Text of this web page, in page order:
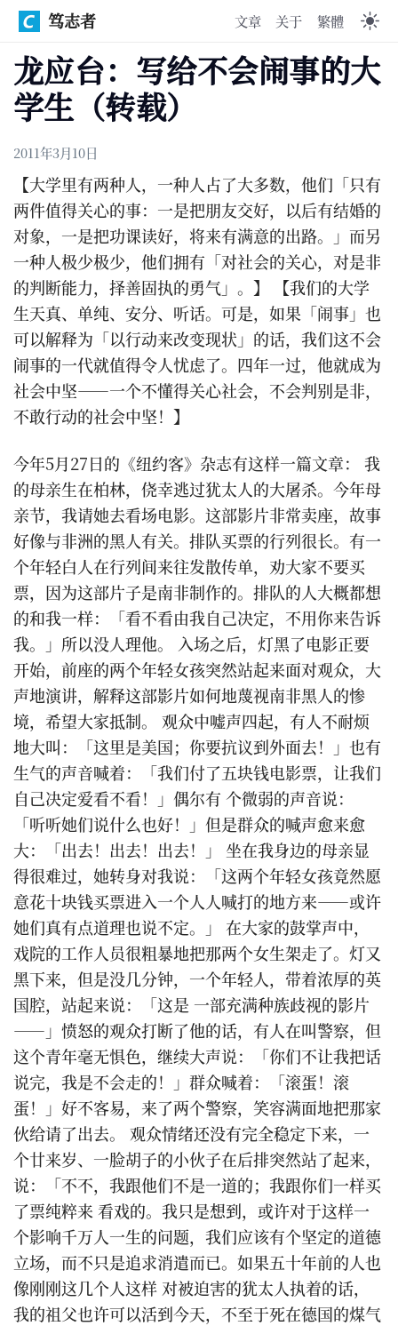
笃志者 文章 关于 繁體
龙应台：写给不会闹事的大
学生（转载）
2011年3月10日
【大学里有两种人，一种人占了大多数，他们「只有
两件值得关心的事：一是把朋友交好，以后有结婚的
对象，一是把功课读好，将来有满意的出路。」而另
一种人极少极少，他们拥有「对社会的关心，对是非
的判断能力，择善固执的勇气」。】 【我们的大学
生天真、单纯、安分、听话。可是，如果「闹事」也
可以解释为「以行动来改变现状」的话，我们这不会
闹事的一代就值得令人忧虑了。四年一过，他就成为
社会中坚——一个不懂得关心社会，不会判别是非，
不敢行动的社会中坚！】
今年5月27日的《纽约客》杂志有这样一篇文章： 我
的母亲生在柏林，侥幸逃过犹太人的大屠杀。今年母
亲节，我请她去看场电影。这部影片非常卖座，故事
好像与非洲的黑人有关。排队买票的行列很长。有一
个年轻白人在行列间来往发散传单，劝大家不要买
票，因为这部片子是南非制作的。排队的人大概都想
的和我一样：「看不看由我自己决定，不用你来告诉
我。」所以没人理他。 入场之后，灯黑了电影正要
开始，前座的两个年轻女孩突然站起来面对观众，大
声地演讲，解释这部影片如何地蔑视南非黑人的惨
境，希望大家抵制。 观众中嘘声四起，有人不耐烦
地大叫：「这里是美国；你要抗议到外面去！」也有
生气的声音喊着：「我们付了五块钱电影票，让我们
自己决定爱看不看！」偶尔有 个微弱的声音说：
「听听她们说什么也好！」但是群众的喊声愈来愈
大：「出去！出去！出去！」 坐在我身边的母亲显
得很难过，她转身对我说：「这两个年轻女孩竟然愿
意花十块钱买票进入一个人人喊打的地方来——或许
她们真有点道理也说不定。」 在大家的鼓掌声中，
戏院的工作人员很粗暴地把那两个女生架走了。灯又
黑下来，但是没几分钟，一个年轻人，带着浓厚的英
国腔，站起来说：「这是 一部充满种族歧视的影片
——」愤怒的观众打断了他的话，有人在叫警察，但
这个青年毫无惧色，继续大声说：「你们不让我把话
说完，我是不会走的！」群众喊着：「滚蛋！滚
蛋！」好不客易，来了两个警察，笑容满面地把那家
伙给请了出去。 观众情绪还没有完全稳定下来，一
个廿来岁、一脸胡子的小伙子在后排突然站了起来，
说：「不不，我跟他们不是一道的；我跟你们一样买
了票纯粹来 看戏的。我只是想到，或许对于这样一
个影响千万人一生的问题，我们应该有个坚定的道德
立场，而不只是追求消遣而已。如果五十年前的人也
像刚刚这几个人这样 对被迫害的犹太人执着的话，
我的祖父也许可以活到今天，不至于死在德国的煤气